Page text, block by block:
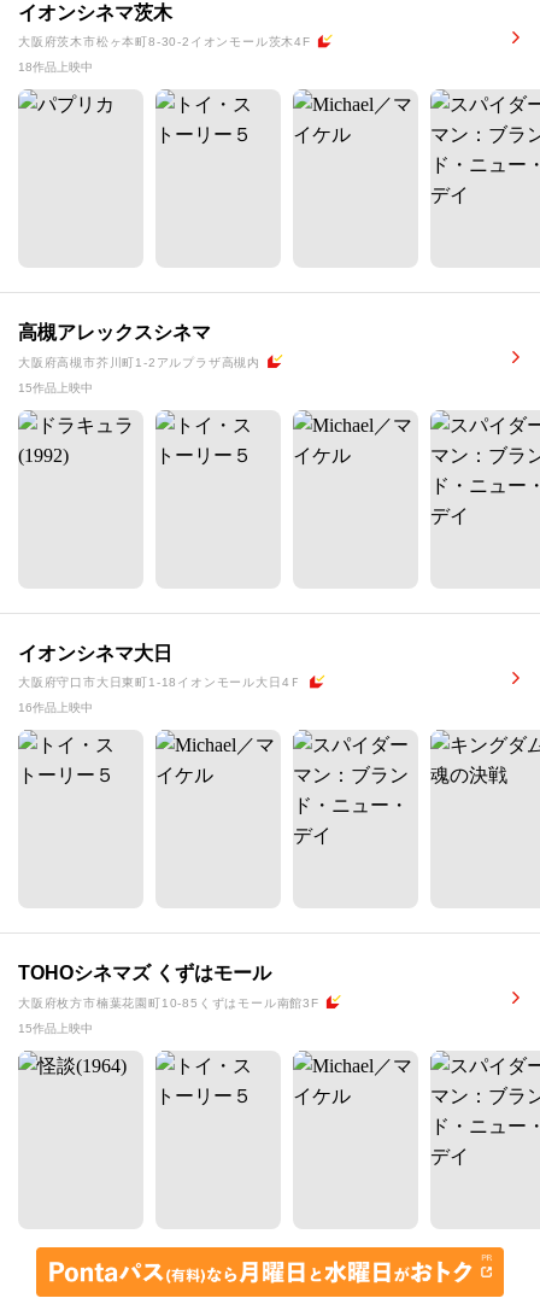
イオンシネマ茨木
大阪府茨木市松ヶ本町8-30-2イオンモール茨木4F
18作品上映中
高槻アレックスシネマ
大阪府高槻市芥川町1-2アルプラザ高槻内
15作品上映中
イオンシネマ大日
大阪府守口市大日東町1-18イオンモール大日4Ｆ
16作品上映中
TOHOシネマズ くずはモール
大阪府枚方市楠葉花園町10-85くずはモール南館3F
15作品上映中